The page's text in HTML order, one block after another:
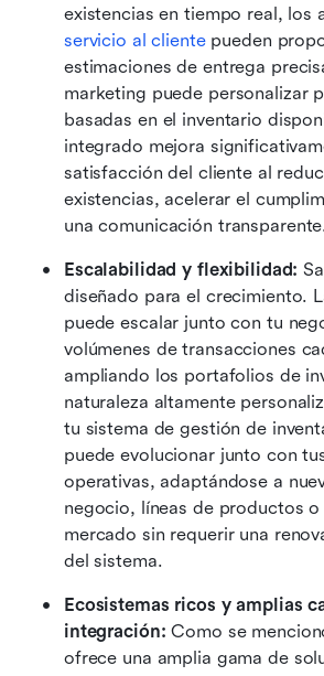
servicio al cliente pueden
estimaciones de entrega
marketing puede personalizar
basadas en el inventario
integrado mejora
satisfacción del cliente al
existencias, acelerar el
una comunicación
Escalabilidad y flexibilidad:
diseñado para el crecimiento.
puede escalar junto con tu
volúmenes de transacciones
ampliando los portafolios de
naturaleza altamente
tu sistema de gestión de
puede evolucionar junto con
operativas, adaptándose a
negocio, líneas de productos o
mercado sin requerir una
del sistema.
Ecosistemas ricos y amplias
integración: Como se
ofrece una amplia gama de